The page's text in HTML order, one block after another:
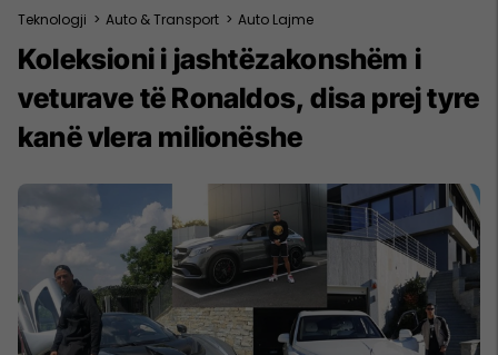
Teknologji > Auto & Transport > Auto Lajme
Koleksioni i jashtëzakonshëm i
veturave të Ronaldos, disa prej tyre
kanë vlera milionëshe